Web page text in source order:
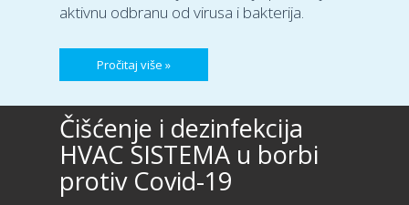
aktivnu odbranu od virusa i bakterija.
Pročitaj više »
Čišćenje i dezinfekcija
HVAC SISTEMA u borbi
protiv Covid-19